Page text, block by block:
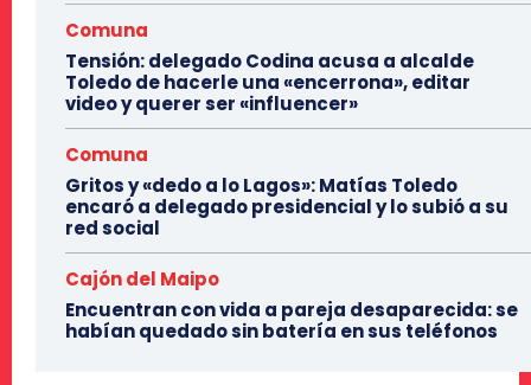
Comuna
Tensión: delegado Codina acusa a alcalde
Toledo de hacerle una «encerrona», editar
video y querer ser «influencer»
Comuna
Gritos y «dedo a lo Lagos»: Matías Toledo
encaró a delegado presidencial y lo subió a su
red social
Cajón del Maipo
Encuentran con vida a pareja desaparecida: se
habían quedado sin batería en sus teléfonos